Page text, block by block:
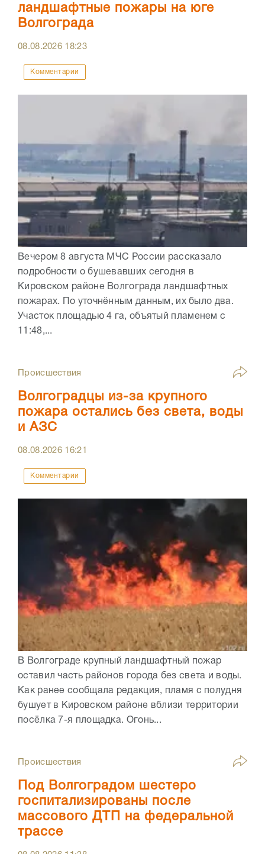
ландшафтные пожары на юге
Волгограда
08.08.2026 18:23
Комментарии
Вечером 8 августа МЧС России рассказало
подробности о бушевавших сегодня в
Кировском районе Волгограда ландшафтных
пожарах. По уточнённым данным, их было два.
Участок площадью 4 га, объятый пламенем с
11:48,...
Происшествия
Волгоградцы из-за крупного
пожара остались без света, воды
и АЗС
08.08.2026 16:21
Комментарии
В Волгограде крупный ландшафтный пожар
оставил часть районов города без света и воды.
Как ранее сообщала редакция, пламя с полудня
бушует в Кировском районе вблизи территории
посёлка 7-я площадка. Огонь...
Происшествия
Под Волгоградом шестеро
госпитализированы после
массового ДТП на федеральной
трассе